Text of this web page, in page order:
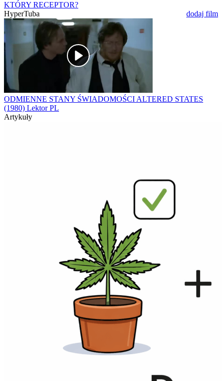
KTÓRY RECEPTOR?
HyperTuba
dodaj film
ODMIENNE STANY ŚWIADOMOŚCI ALTERED STATES
(1980) Lektor PL
Artykuły